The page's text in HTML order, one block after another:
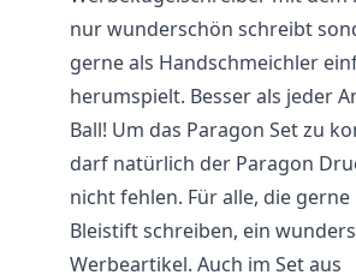
nur wunderschön schreibt
gerne als Handschmeichler
herumspielt. Besser als jeder
Ball! Um das Paragon Set zu
darf natürlich der Paragon
nicht fehlen. Für alle, die
Bleistift schreiben, ein
Werbeartikel. Auch im Set aus